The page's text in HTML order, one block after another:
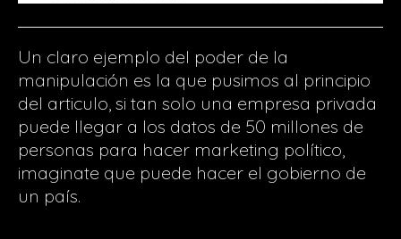
Un claro ejemplo del poder de la
manipulación es la que pusimos al principio
del articulo, si tan solo una empresa privada
puede llegar a los datos de 50 millones de
personas para hacer marketing político,
imaginate que puede hacer el gobierno de
un país.